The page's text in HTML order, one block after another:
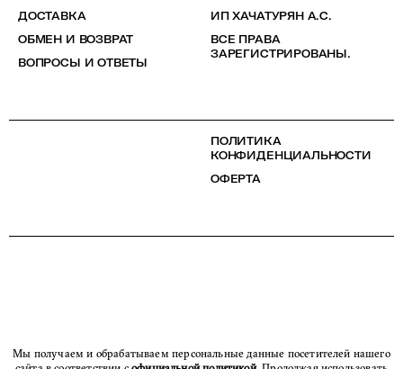
ДОСТАВКА
ОБМЕН И ВОЗВРАТ
ВОПРОСЫ И ОТВЕТЫ
ИП ХАЧАТУРЯН А.С.
ВСЕ ПРАВА
ЗАРЕГИСТРИРОВАНЫ.
ПОЛИТИКА
КОНФИДЕНЦИАЛЬНОСТИ
ОФЕРТА
Мы получаем и обрабатываем персональные данные посетителей нашего